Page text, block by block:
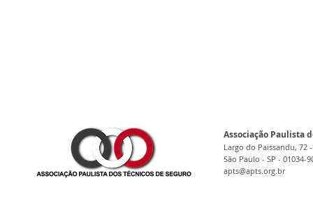
Associação Paulista
Largo do Paissandu, 72
São Paulo - SP - 01034-
apts@apts.org.br